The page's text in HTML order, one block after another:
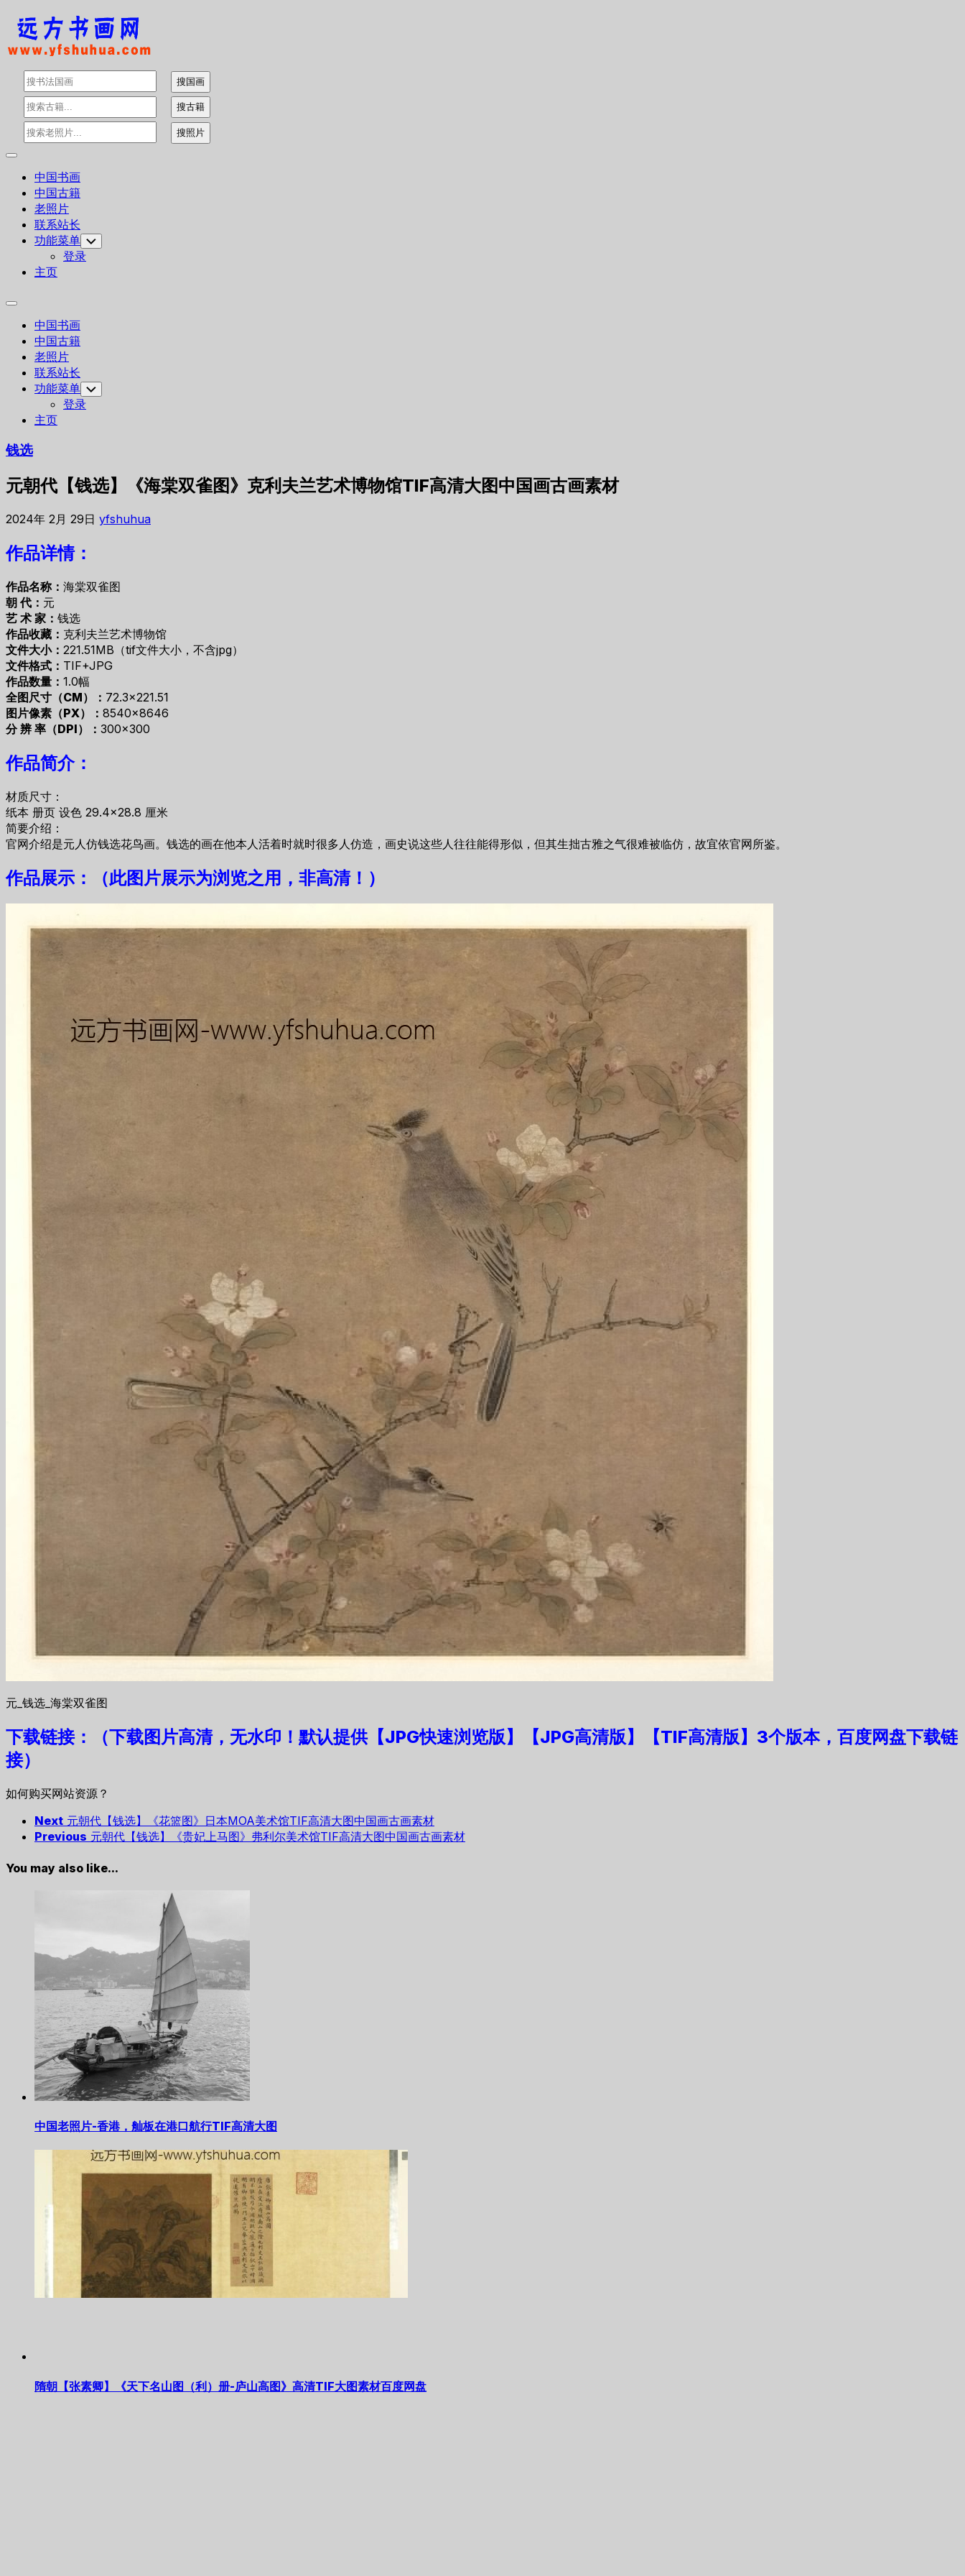
Skip
content
Expand
中国书画
中国古籍
老照片
联系站长
功能菜单 Toggle
Child
Menu
登录
主页
Expand
中国书画
中国古籍
老照片
联系站长
功能菜单 Toggle
Child
Menu
登录
主页
钱选
元朝代【钱选】《海棠双雀图》克利夫兰艺术博物馆TIF高清大图中国画古画素材
2024年 2月 29日 yfshuhua
作品详情：
作品名称： 海棠双雀图
朝 代： 元
艺 术 家： 钱选
作品收藏： 克利夫兰艺术博物馆
文件大小： 221.51MB（tif文件大小，不含jpg）
文件格式： TIF+JPG
作品数量： 1.0幅
全图尺寸（CM）： 72.3×221.51
图片像素（PX）： 8540×8646
分 辨 率（DPI）： 300×300
作品简介：
材质尺寸：
纸本 册页 设色 29.4×28.8 厘米
简要介绍：
官网介绍是元人仿钱选花鸟画。钱选的画在他本人活着时就时很多人仿造，画史说这些人往往能得形似，但其生拙古雅之气很难被临仿，故宜依官网所鉴。
作品展示：（此图片展示为浏览之用，非高清！）
元_钱选_海棠双雀图
下载链接：（下载图片高清，无水印！默认提供【JPG快速浏览版】 【JPG高清版】【TIF高清版】3个版本， 百度网盘下载链
接）
如何购买网站资源？
Next 元朝代【钱选】《花篮图》日本MOA美术馆TIF高清大图中国画古画素材
Previous 元朝代【钱选】《贵妃上马图》弗利尔美术馆TIF高清大图中国画古画素材
You may also like...
中国老照片-香港，舢板在港口航行TIF高清大图
隋朝【张素卿】《天下名山图（利）册-庐山高图》高清TIF大图素材百度网盘